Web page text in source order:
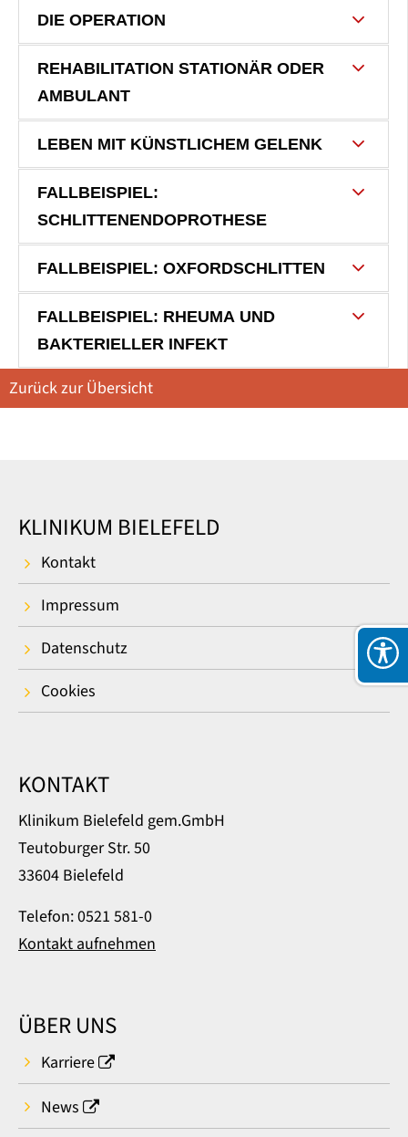
DIE OPERATION
REHABILITATION STATIONÄR ODER
AMBULANT
LEBEN MIT KÜNSTLICHEM GELENK
FALLBEISPIEL:
SCHLITTENENDOPROTHESE
FALLBEISPIEL: OXFORDSCHLITTEN
FALLBEISPIEL: RHEUMA UND
BAKTERIELLER INFEKT
Zurück zur Übersicht
KLINIKUM BIELEFELD
Kontakt
Impressum
Datenschutz
Cookies
KONTAKT
Klinikum Bielefeld gem.GmbH
Teutoburger Str. 50
33604 Bielefeld
Telefon: 0521 581-0
Kontakt aufnehmen
ÜBER UNS
Karriere
News